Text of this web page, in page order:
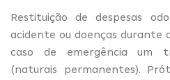
Restituição de despesas
acidente ou doenças durante
caso de emergência um
(naturais permanentes).